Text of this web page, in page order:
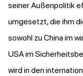
seiner Außenpolitik
umgesetzt, die ihm
sowohl zu China im
USA im
wird in den